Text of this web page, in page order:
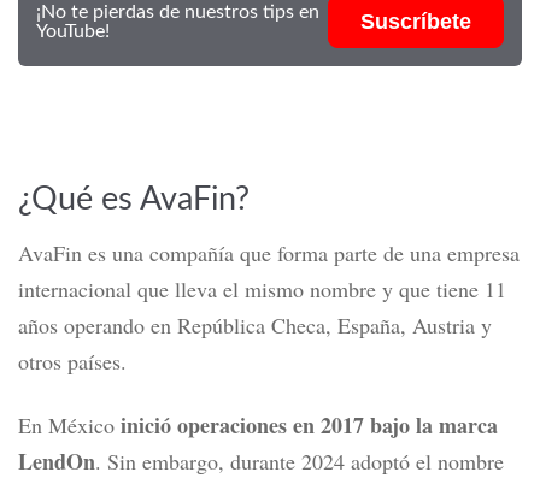
¡No te pierdas de nuestros tips en
YouTube!
Suscríbete
¿Qué es AvaFin?
AvaFin es una compañía que forma parte de una empresa
internacional que lleva el mismo nombre y que tiene 11
años operando en República Checa, España, Austria y
otros países.
En México inició operaciones en 2017 bajo la marca
LendOn. Sin embargo, durante 2024 adoptó el nombre